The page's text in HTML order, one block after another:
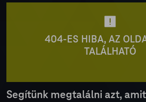
404-ES HIBA, AZ
TALÁLHATÓ
Segítünk megtalálni azt,